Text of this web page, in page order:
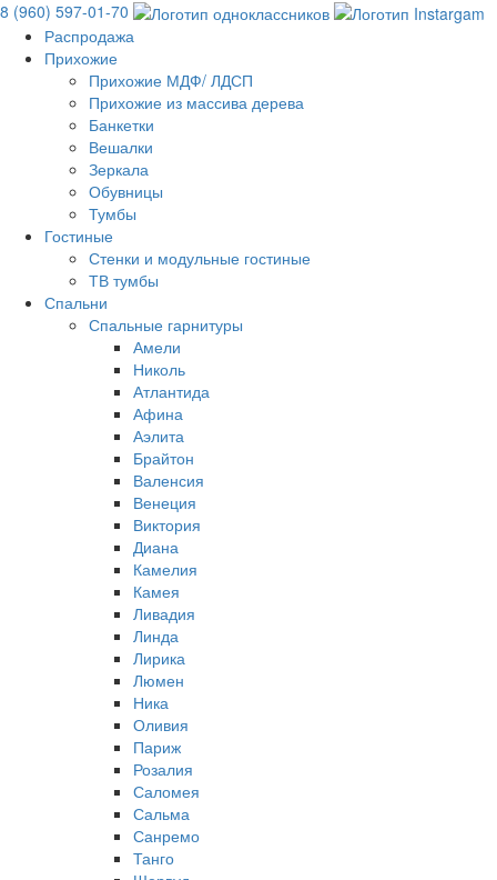
8 (960) 597-01-70
Распродажа
Прихожие
Прихожие МДФ/ ЛДСП
Прихожие из массива дерева
Банкетки
Вешалки
Зеркала
Обувницы
Тумбы
Гостиные
Стенки и модульные гостиные
ТВ тумбы
Спальни
Спальные гарнитуры
Амели
Николь
Атлантида
Афина
Аэлита
Брайтон
Валенсия
Венеция
Виктория
Диана
Камелия
Камея
Ливадия
Линда
Лирика
Люмен
Ника
Оливия
Париж
Розалия
Саломея
Сальма
Санремо
Танго